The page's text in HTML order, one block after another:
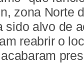
zona Norte
sido alvo de
reabrir o